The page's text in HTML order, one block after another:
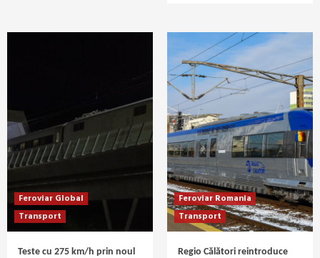
Feroviar Global
Transport
Teste cu 275 km/h prin noul
Feroviar Romania
Transport
Regio Călători reintroduce